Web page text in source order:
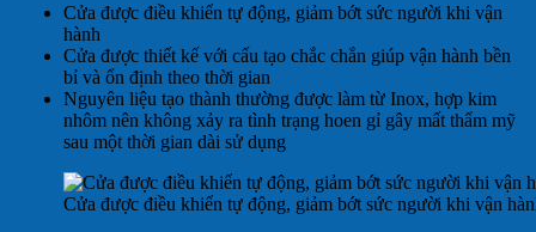
Cửa được điều khiển tự động, giảm bớt sức người khi vận
hành
Cửa được thiết kế với cấu tạo chắc chắn giúp vận hành bền
bỉ và ổn định theo thời gian
Nguyên liệu tạo thành thường được làm từ Inox, hợp kim
nhôm nên không xảy ra tình trạng hoen gỉ gây mất thẩm mỹ
sau một thời gian dài sử dụng
Cửa được điều khiển tự động, giảm bớt sức người khi vận